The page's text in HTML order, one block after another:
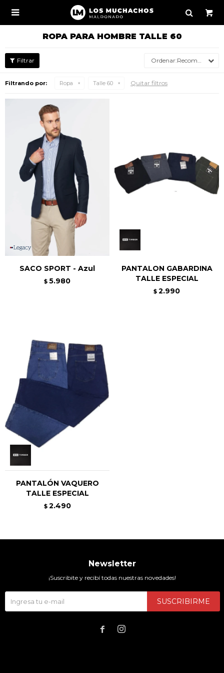

ROPA PARA HOMBRE TALLE 60
Recomendados
Filtrando por: Ropa Talle 60 Quitar filtros
SACO SPORT - Azul
$ 5.980
PANTALON GABARDINA
TALLE ESPECIAL
$ 2.990
PANTALÓN VAQUERO
TALLE ESPECIAL
$ 2.490
Newsletter
¡Suscribite y recibí todas nuestras novedades!
SUSCRIBIRME
 